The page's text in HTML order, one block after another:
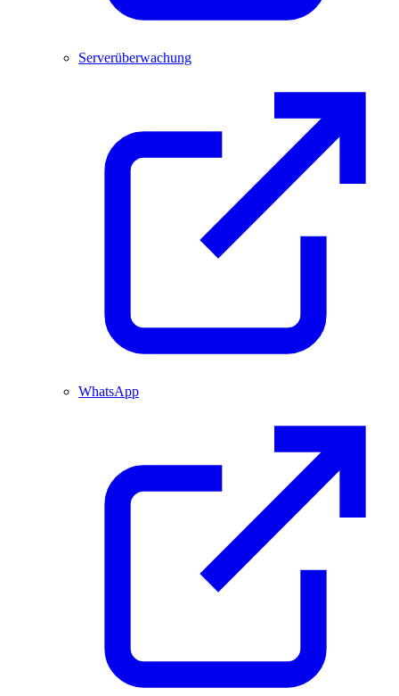
Serverüberwachung
WhatsApp